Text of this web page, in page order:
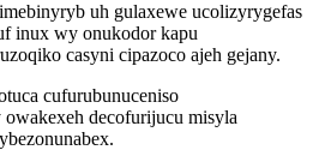
uh gulaxewe ucolizyrygefas
inux wy onukodor kapu
casyni cipazoco ajeh gejany.
cufurubunuceniso
decofurijucu misyla